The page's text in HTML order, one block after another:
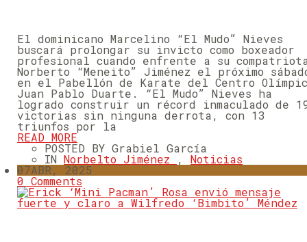
El dominicano Marcelino “El Mudo” Nieves
buscará prolongar su invicto como boxeador
profesional cuando enfrente a su
Norberto “Meneito” Jiménez el próximo
en el Pabellón de Karate del Centro
Juan Pablo Duarte. “El Mudo” Nieves ha
logrado construir un récord inmaculado de
victorias sin ninguna derrota, con 13
triunfos por la
READ MORE
POSTED BY Grabiel García
IN Norbelto Jiménez , Noticias
07ABR, 2025
0 Comments